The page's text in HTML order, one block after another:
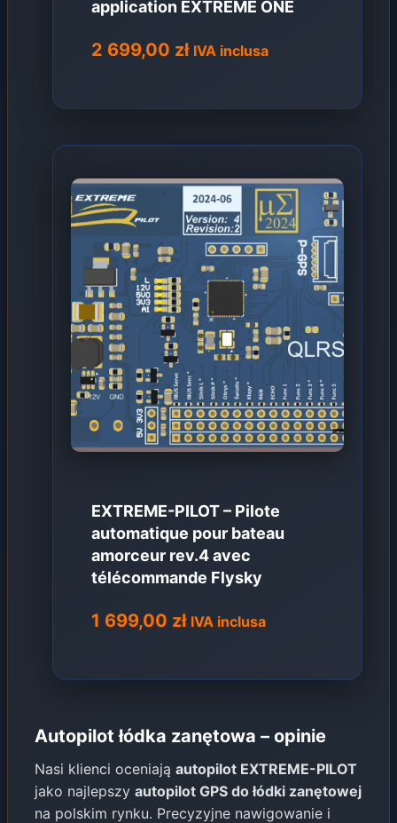
application EXTREME ONE
2 699,00 zł IVA inclusa
EXTREME-PILOT – Pilote
automatique pour bateau
amorceur rev.4 avec
télécommande Flysky
1 699,00 zł IVA inclusa
Autopilot łódka zanętowa – opinie
Nasi klienci oceniają autopilot EXTREME-PILOT
jako najlepszy autopilot GPS do łódki zanętowej
na polskim rynku. Precyzyjne nawigowanie i